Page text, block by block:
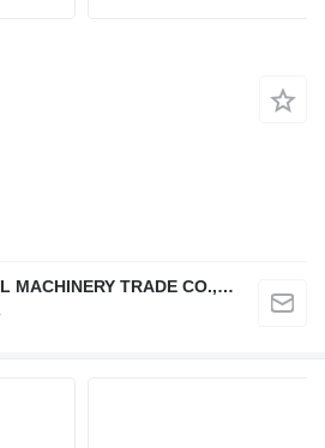
TUO PU INTERNATIONAL MACHINERY TRADE CO., LTD